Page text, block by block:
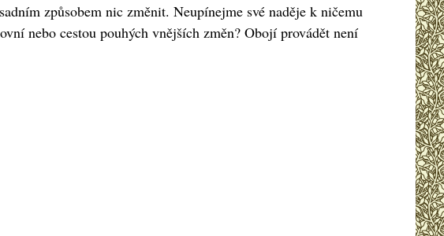
způsobem nic změnit. Neupínejme své naděje k ničemu
nebo cestou pouhých vnějších změn? Obojí provádět není